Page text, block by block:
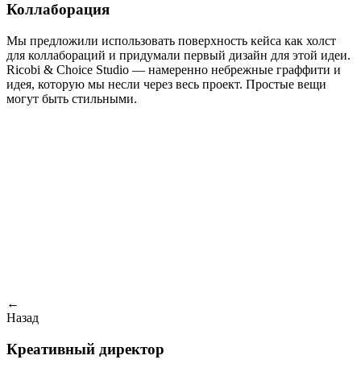
Коллаборация
Мы предложили использовать поверхность кейса как холст
для коллабораций и придумали первый дизайн для этой идеи.
Ricobi & Сhoice Studio — намеренно небрежные граффити и
идея, которую мы несли через весь проект. Простые вещи
могут быть стильными.
←
Назад
Креативный директор